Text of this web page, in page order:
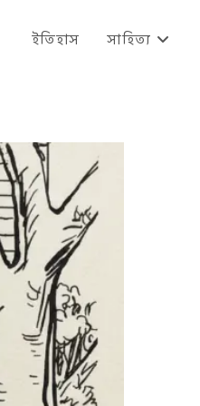
ইতিহাস সাহিত্য